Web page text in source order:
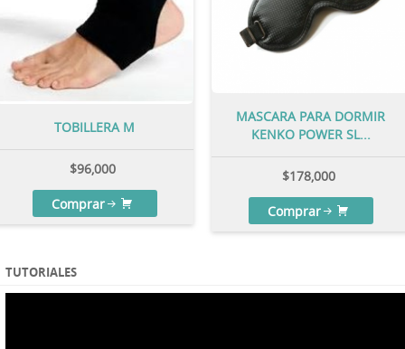
MASCARA PARA DORMIR
KENKO POWER SL...
$178,000
Comprar
TOBILLERA M
$96,000
Comprar
TUTORIALES